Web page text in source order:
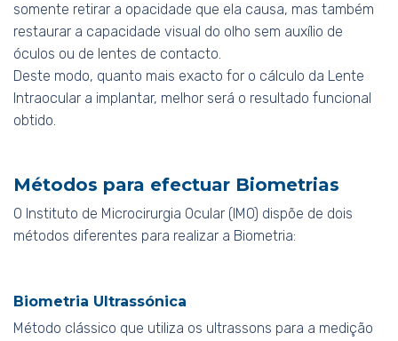
somente retirar a opacidade que ela causa, mas também
restaurar a capacidade visual do olho sem auxílio de
óculos ou de lentes de contacto.
Deste modo, quanto mais exacto for o cálculo da Lente
Intraocular a implantar, melhor será o resultado funcional
obtido.
Métodos para efectuar Biometrias
O Instituto de Microcirurgia Ocular (IMO) dispõe de dois
métodos diferentes para realizar a Biometria:
Biometria Ultrassónica
Método clássico que utiliza os ultrassons para a medição